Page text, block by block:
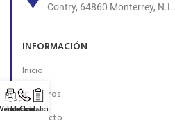
Contry, 64860 Monterrey, N.L.
INFORMACIÓN
Inicio
Nosotros
Contacto
Llámanos!
Cotización